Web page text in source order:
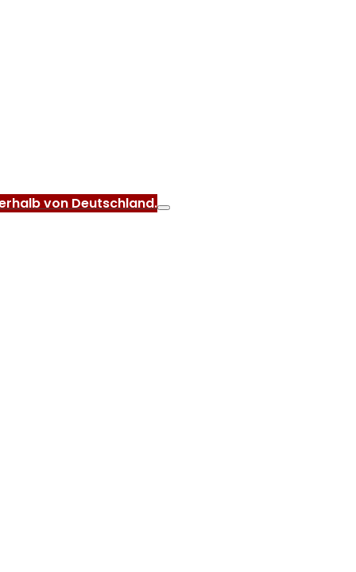
von Deutschland.